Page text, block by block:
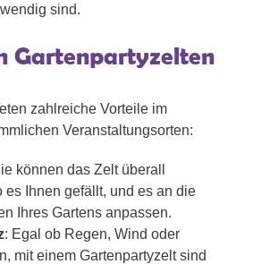
sind.
Gartenpartyzelten
zahlreiche Vorteile im
Veranstaltungsorten:
können das Zelt überall
es Ihnen gefällt, und es an die
Ihres Gartens anpassen.
: Egal ob Regen, Wind oder
mit einem Gartenpartyzelt sind